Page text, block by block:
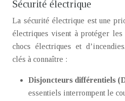
Sécurité électrique
La sécurité électrique est une
électriques visent à protéger les
chocs électriques et
clés à connaître :
Disjoncteurs différentiels
essentiels interrompent le